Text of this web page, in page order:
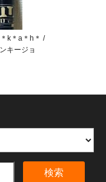
k＊a＊h＊ /
キージョ
検索